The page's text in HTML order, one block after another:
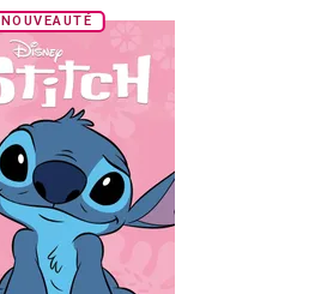
NOUVEAUTÉ